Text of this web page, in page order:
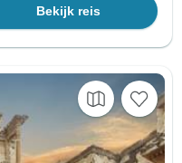
Bekijk reis